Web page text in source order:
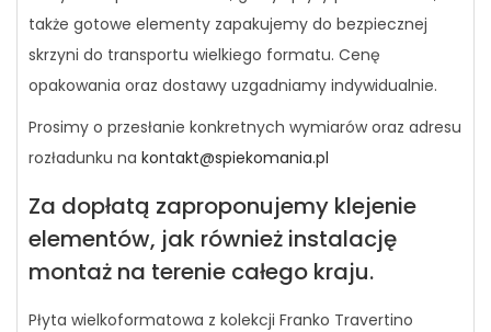
także gotowe elementy zapakujemy do bezpiecznej
skrzyni do transportu wielkiego formatu. Cenę
opakowania oraz dostawy uzgadniamy indywidualnie.
Prosimy o przesłanie konkretnych wymiarów oraz adresu
rozładunku na kontakt@spiekomania.pl
Za dopłatą zaproponujemy klejenie
elementów, jak również instalację
montaż na terenie całego kraju.
Płyta wielkoformatowa z kolekcji Franko Travertino